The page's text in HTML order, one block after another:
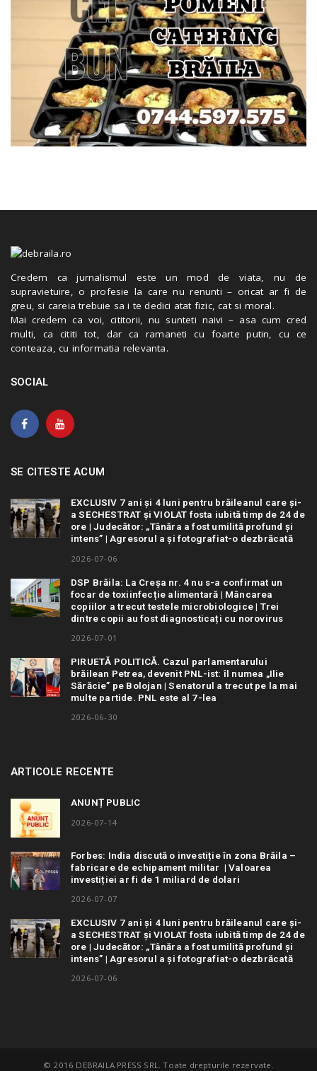
Credem ca jurnalismul este un mod de viata, nu de
supravietuire, o profesie la care nu renunti – oricat ar fi de
greu, si careia trebuie sa i te dedici atat fizic, cat si moral.
Mai credem ca voi, cititorii, nu sunteti naivi – asa cum cred
multi, ca cititi tot, dar ca ramaneti cu foarte putin, cu ce
conteaza, cu informatia relevanta.
SOCIAL
SE CITESTE ACUM
EXCLUSIV 7 ani și 4 luni pentru brăileanul care și-
a SECHESTRAT și VIOLAT fosta iubită timp de 24 de
ore | Judecător: „Tânăra a fost umilită profund și
intens” | Agresorul a și fotografiat-o dezbrăcată
2026-07-06
DSP Brăila: La Creșa nr. 4 nu s-a confirmat un
focar de toxiinfecție alimentară | Mâncarea
copiilor a trecut testele microbiologice | Trei
dintre copii au fost diagnosticați cu norovirus
2026-07-01
PIRUETĂ POLITICĂ. Cazul parlamentarului
brăilean Petrea, devenit PNL-ist: îl numea „Ilie
Sărăcie” pe Bolojan | Senatorul a trecut pe la mai
multe partide. PNL este al 7-lea
2026-06-30
ARTICOLE RECENTE
ANUNȚ PUBLIC
2026-07-14
Forbes: India discută o investiție în zona Brăila –
fabricare de echipament militar | Valoarea
investiției ar fi de 1 miliard de dolari
2026-07-07
EXCLUSIV 7 ani și 4 luni pentru brăileanul care și-
a SECHESTRAT și VIOLAT fosta iubită timp de 24 de
ore | Judecător: „Tânăra a fost umilită profund și
intens” | Agresorul a și fotografiat-o dezbrăcată
2026-07-06
© 2016 DEBRAILA PRESS SRL. Toate drepturile rezervate.